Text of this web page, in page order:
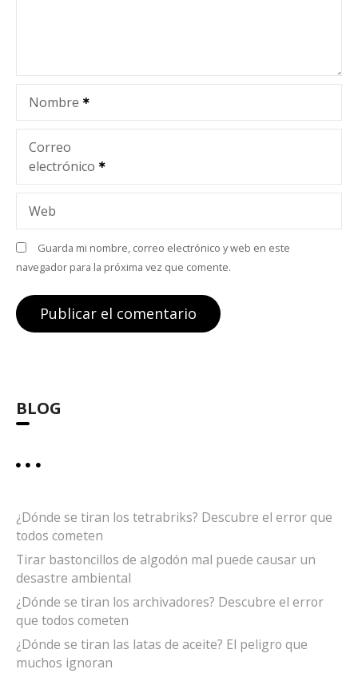
n
a
d
a
s
Nombre
Correo
electrónico
Web
Guarda mi nombre, correo electrónico y web en este
navegador para la próxima vez que comente.
BLOG
¿Dónde se tiran los tetrabriks? Descubre el error que
todos cometen
Tirar bastoncillos de algodón mal puede causar un
desastre ambiental
¿Dónde se tiran los archivadores? Descubre el error
que todos cometen
¿Dónde se tiran las latas de aceite? El peligro que
muchos ignoran